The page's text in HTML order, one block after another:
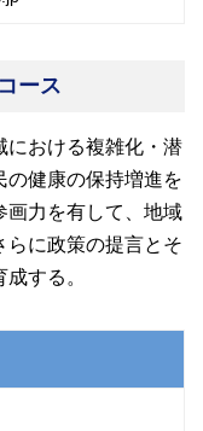
ース
における複雑化・潜
の健康の保持増進を
画力を有して、地域
らに政策の提言とそ
する。